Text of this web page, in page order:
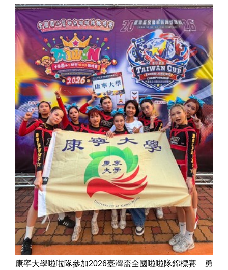
康寧大學啦啦隊參加2026臺灣盃全國啦啦隊錦標賽 勇